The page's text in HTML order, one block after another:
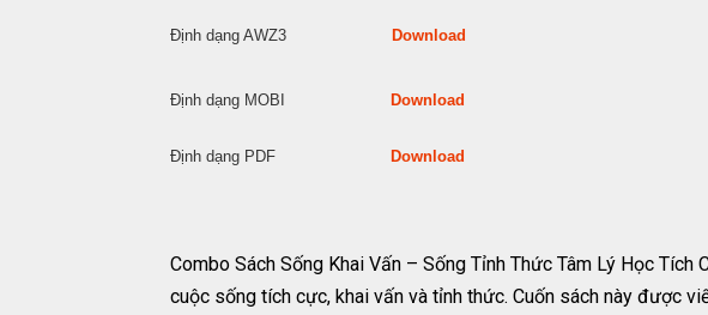
Định dạng AWZ3 Download
Định dạng MOBI Download
Định dạng PDF Download
Combo Sách Sống Khai Vấn – Sống Tỉnh Thức Tâm Lý Học
cuộc sống tích cực, khai vấn và tỉnh thức. Cuốn sách này được